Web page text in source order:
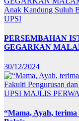
Anak Kandung Suluh
UPSI
PERSEMBAHAN
GEGARKAN
30/12/2024
Fakulti Pengurusan
UPSI MAJLIS
“Mama, Ayah,